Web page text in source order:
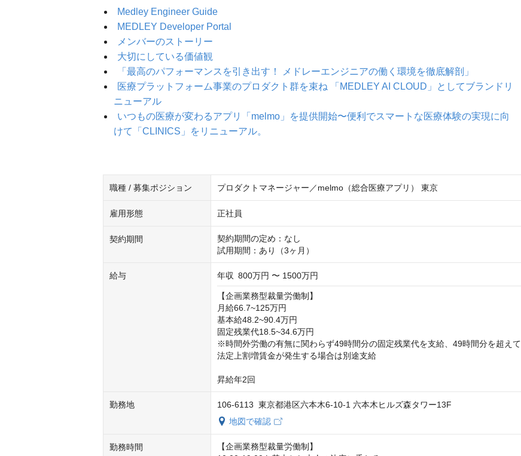
Medley Engineer Guide
MEDLEY Developer Portal
メンバーのストーリー
大切にしている価値観
「最高のパフォーマンスを引き出す！ メドレーエンジニアの働く環境を徹底解剖」
医療プラットフォーム事業のプロダクト群を束ね 「MEDLEY AI CLOUD」としてブランドリ
ニューアル
いつもの医療が変わるアプリ「melmo」を提供開始〜便利でスマートな医療体験の実現に向
けて「CLINICS」をリニューアル。
職種 / 募集ポジション プロダクトマネージャー／melmo（総合医療アプリ） 東京
雇用形態 正社員
契約期間
契約期間の定め：なし
試用期間：あり（3ヶ月）
給与 年収 800万円 〜 1500万円
【企画業務型裁量労働制】
月給66.7~125万円
基本給48.2~90.4万円
固定残業代18.5~34.6万円
※時間外労働の有無に関わらず49時間分の固定残業代を支給、49時間分を超えて
法定上割増賃金が発生する場合は別途支給
昇給年2回
勤務地
106-6113 東京都港区六本木6-10-1 六本木ヒルズ森タワー13F
地図で確認
勤務時間
【企画業務型裁量労働制】